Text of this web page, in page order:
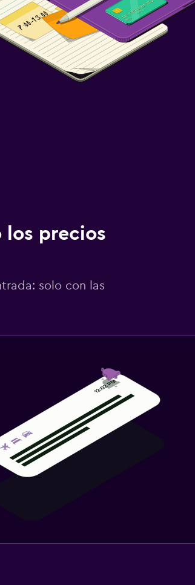
los precios
solo con las